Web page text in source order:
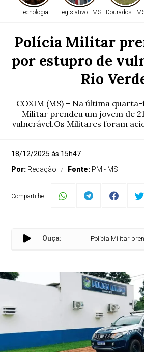
Tecnologia Legislativo - MS Dourados -
Polícia Militar
por estupro de
Rio
COXIM (MS) – Na última
Militar prendeu um jovem de
vulnerável.Os Militares foram
18/12/2025 às 15h47
Por: Redação Fonte: PM - MS
Compartilhe:
Ouça: Polícia Militar prende